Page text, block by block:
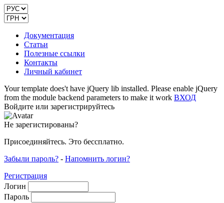
Документация
Статьи
Полезные ссылки
Контакты
Личный кабинет
Your template does't have jQuery lib installed. Please enable jQuery
from the module backend parameters to make it work ВХОД
Войдите или зарегистрируйтесь
Не зарегистированы?
Присоединяйтесь. Это бессплатно.
Забыли пароль? - Напомнить логин?
Регистрация
Логин
Пароль